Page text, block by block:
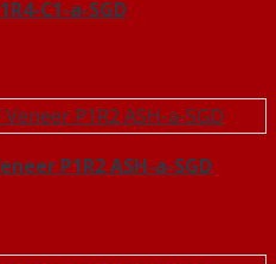
C1-a-SGD
P1R2 ASH-a-SGD